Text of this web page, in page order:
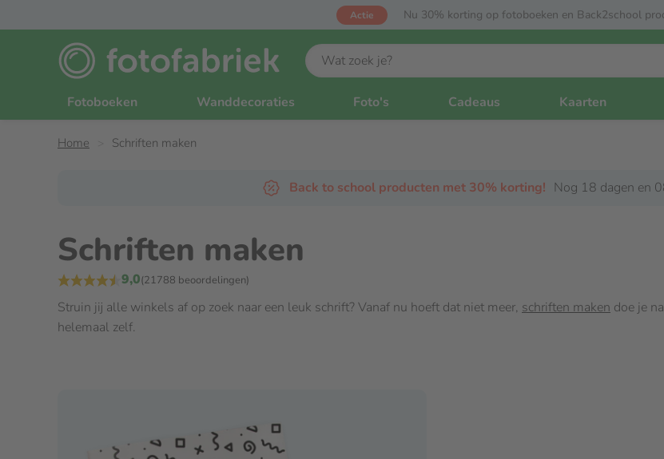
Actie Nu 30% korting op fotoboeken en Back2school
Fotoboeken Wanddecoraties Foto's Cadeaus Kaarten
Home Schriften maken
Back to school producten met 30% korting! Nog 18 dagen en
Schriften maken
9,0(21788 beoordelingen)
Struin jij alle winkels af op zoek naar een leuk schrift? Vanaf nu hoeft dat niet meer, schriften maken doe je
helemaal zelf.